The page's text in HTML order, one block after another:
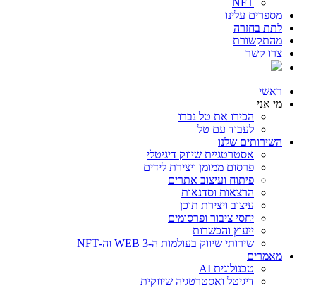
NFT
מספרים עלינו
לתת בחזרה
מהתקשורת
צרו קשר
ראשי
מי אני
הכירו את טל נברו
לעבוד עם טל
השירותים שלנו
אסטרטגיית שיווק דיגיטלי
פרסום ממומן ויצירת לידים
פיתוח ועיצוב אתרים
הרצאות וסדנאות
עיצוב ויצירת תוכן
יחסי ציבור ופרסומים
ייעוץ והכשרות
שירותי שיווק בעולמות ה-WEB 3 וה-NFT
מאמרים
טכנולוגית AI
דיגיטל ואסטרטגיה שיווקית